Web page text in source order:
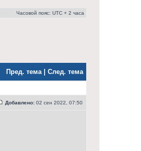
Часовой пояс: UTC + 2 часа
Пред. тема| След. тема
Добавлено: 02 сен 2022, 07:50